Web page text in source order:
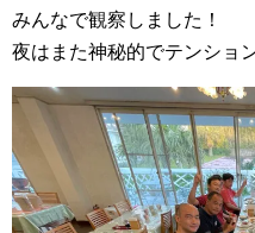
みんなで観察しました！
夜はまた神秘的でテンショ